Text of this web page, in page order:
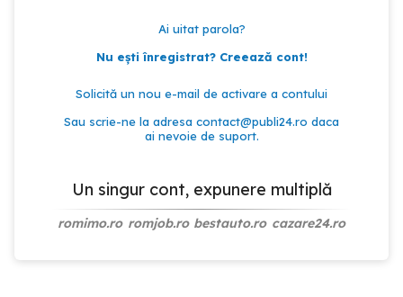
Ai uitat parola?
Nu ești înregistrat? Creează cont!
Solicită un nou e-mail de activare a contului
Sau scrie-ne la adresa contact@publi24.ro daca
ai nevoie de suport.
Un singur cont, expunere multiplă
romimo.ro romjob.ro bestauto.ro cazare24.ro